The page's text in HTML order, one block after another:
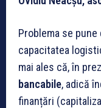
Problema se
capacitatea
mai ales că, în
bancabile, adică
finanțări